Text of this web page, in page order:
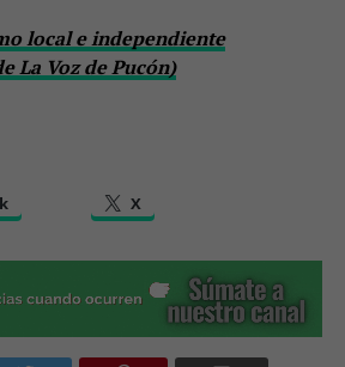
local e independiente
La Voz de Pucón)
X